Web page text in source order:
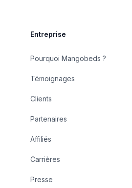
Entreprise
Pourquoi Mangobeds ?
Témoignages
Clients
Partenaires
Affiliés
Carrières
Presse